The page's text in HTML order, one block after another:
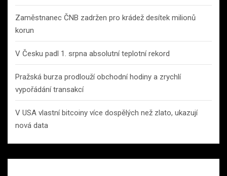
Zaměstnanec ČNB zadržen pro krádež desítek milionů
korun
V Česku padl 1. srpna absolutní teplotní rekord
Pražská burza prodlouží obchodní hodiny a zrychlí
vypořádání transakcí
V USA vlastní bitcoiny více dospělých než zlato, ukazují
nová data